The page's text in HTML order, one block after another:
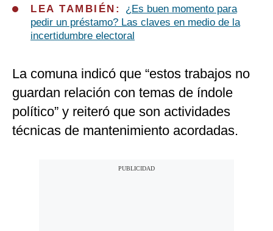
LEA TAMBIÉN: ¿Es buen momento para
pedir un préstamo? Las claves en medio de la
incertidumbre electoral
La comuna indicó que “estos trabajos no
guardan relación con temas de índole
político” y reiteró que son actividades
técnicas de mantenimiento acordadas.